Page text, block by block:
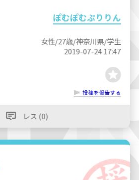
ぽむぽむぷりりん
女性/27歳/神奈川県/学生
2019-07-24 17:47
投稿を報告する
レス (0)